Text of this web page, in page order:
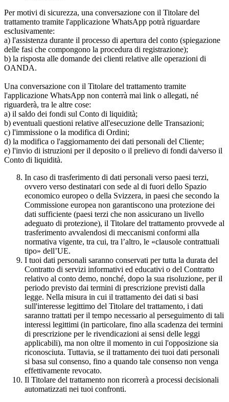
Per motivi di sicurezza, una conversazione con il Titolare del
trattamento tramite l'applicazione WhatsApp potrà riguardare
esclusivamente:
a) l'assistenza durante il processo di apertura del conto (spiegazione
delle fasi che compongono la procedura di registrazione);
b) la risposta alle domande dei clienti relative alle operazioni di
OANDA.
Una conversazione con il Titolare del trattamento tramite
l'applicazione WhatsApp non conterrà mai link o allegati, né
riguarderà, tra le altre cose:
a) il saldo dei fondi sul Conto di liquidità;
b) eventuali questioni relative all'esecuzione delle Transazioni;
c) l'immissione o la modifica di Ordini;
d) la modifica o l'aggiornamento dei dati personali del Cliente;
e) l'invio di istruzioni per il deposito o il prelievo di fondi da/verso il
Conto di liquidità.
In caso di trasferimento di dati personali verso paesi terzi,
ovvero verso destinatari con sede al di fuori dello Spazio
economico europeo o della Svizzera, in paesi che secondo la
Commissione europea non garantiscono una protezione dei
dati sufficiente (paesi terzi che non assicurano un livello
adeguato di protezione), il Titolare del trattamento provvede al
trasferimento avvalendosi di meccanismi conformi alla
normativa vigente, tra cui, tra l’altro, le «clausole contrattuali
tipo» dell’UE.
I tuoi dati personali saranno conservati per tutta la durata del
Contratto di servizi informativi ed educativi o del Contratto
relativo al conto demo, nonché, dopo la sua risoluzione, per il
periodo previsto dai termini di prescrizione previsti dalla
legge. Nella misura in cui il trattamento dei dati si basi
sull'interesse legittimo del Titolare del trattamento, i dati
saranno trattati per il tempo necessario al perseguimento di tali
interessi legittimi (in particolare, fino alla scadenza dei termini
di prescrizione per le rivendicazioni ai sensi delle leggi
applicabili), ma non oltre il momento in cui l'opposizione sia
riconosciuta. Tuttavia, se il trattamento dei tuoi dati personali
si basa sul consenso, fino a quando tale consenso non venga
effettivamente revocato.
Il Titolare del trattamento non ricorrerà a processi decisionali
automatizzati nei tuoi confronti.